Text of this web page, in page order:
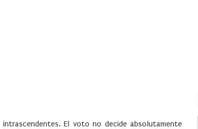
El voto no decide absolutamente